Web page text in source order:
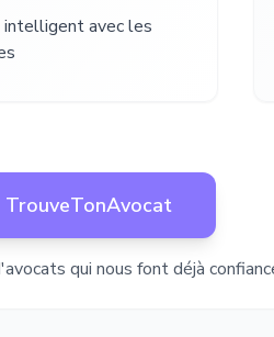
intelligent avec les
TrouveTonAvocat
qui nous font déjà